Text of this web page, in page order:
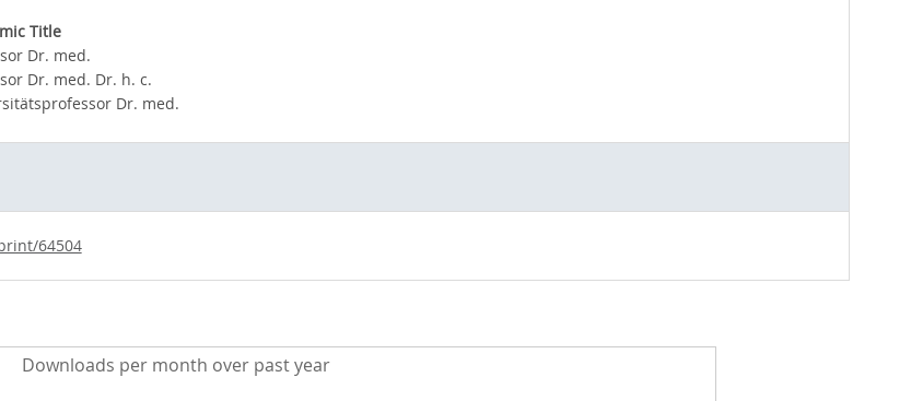
Title
Dr. med.
Dr. med. Dr. h. c.
Dr. med.
64504
Downloads per month over past year